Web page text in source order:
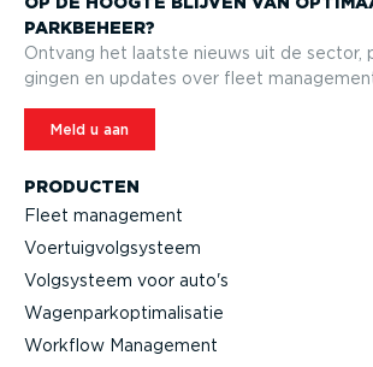
PRODUCTEN
Fleet management
Voertuig­volg­systeem
Volgsysteem voor auto's
Wagen­par­kop­ti­ma­li­satie
Workflow Management
PARK­BEHEER?
Ontvang het laatste nieuws uit de sector,
gingen en updates over fleet
Meld u aan